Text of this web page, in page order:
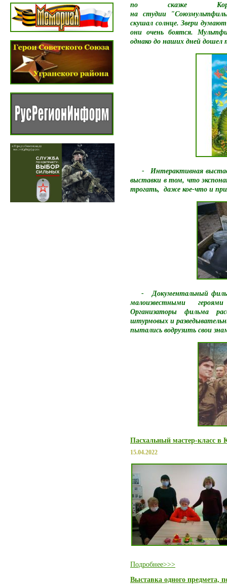
по сказке
на студии
скушал солнце. Звери думают
они очень боятся.
однако до наших дней дошел
- Интерактивная
выставки в том, что
трогать, даже кое-что и
- Документальный фильм
малоизвестными
Организаторы фильма
штурмовых и
пытались водрузить свои
Пасхальный мастер-класс в
15.04.2022
Подробнее>>>
Выставка одного предмета,